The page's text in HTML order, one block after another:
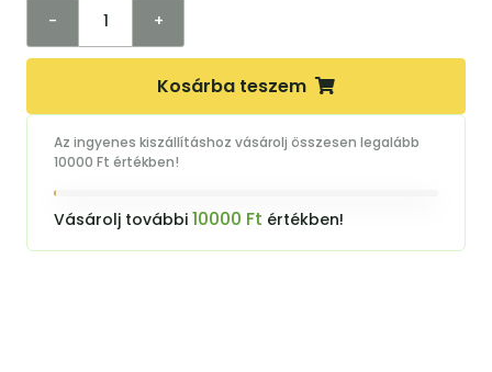
- +
Kosárba teszem
Az ingyenes kiszállításhoz vásárolj összesen legalább
10000 Ft értékben!
Vásárolj további 10000 Ft értékben!